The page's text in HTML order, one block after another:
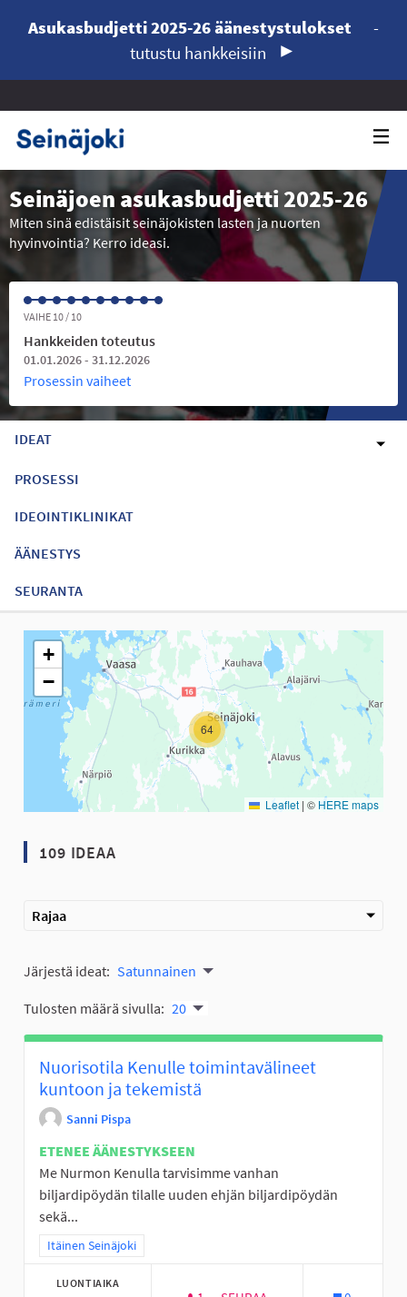
Asukasbudjetti 2025-26 äänestystulokset
-
tutustu hankkeisiin
Seinäjoen asukasbudjetti 2025-26
Miten sinä edistäisit seinäjokisten lasten ja nuorten
hyvinvointia? Kerro ideasi.
VAIHE 10 / 10
Hankkeiden toteutus
01.01.2026 - 31.12.2026
Prosessin vaiheet
IDEAT
PROSESSI
IDEOINTIKLINIKAT
ÄÄNESTYS
SEURANTA
Seuraavassa elementissä on kartta, joka esittää tämän
64
+
−
Leaflet | © HERE maps
109 IDEAA
Rajaa
Järjestä ideat: Satunnainen
Tulosten määrä sivulla: 20
Nuorisotila Kenulle toimintavälineet
kuntoon ja tekemistä
Sanni Pispa
ETENEE ÄÄNESTYKSEEN
Me Nurmon Kenulla tarvisimme vanhan
biljardipöydän tilalle uuden ehjän biljardipöydän
sekä...
Rajaa tulokset teeman mukaan: Itäinen Seinäjoki
Itäinen Seinäjoki
LUONTIAIKA